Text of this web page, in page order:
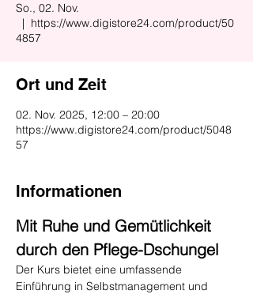
So., 02. Nov.
  |
https://www.digistore24.com/product/50
4857
Ort und Zeit
02. Nov. 2025, 12:00 – 20:00
https://www.digistore24.com/product/5048
57
Informationen
Mit Ruhe und Gemütlichkeit
durch den Pflege-Dschungel
Der Kurs bietet eine umfassende
Einführung in Selbstmanagement und